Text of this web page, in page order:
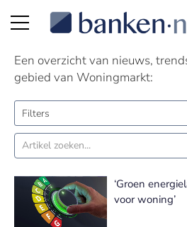
Woningmarkt nieuws |
Een overzicht van nieuws,
gebied van Woningmarkt:
Filters
‘Groen
voor woning’